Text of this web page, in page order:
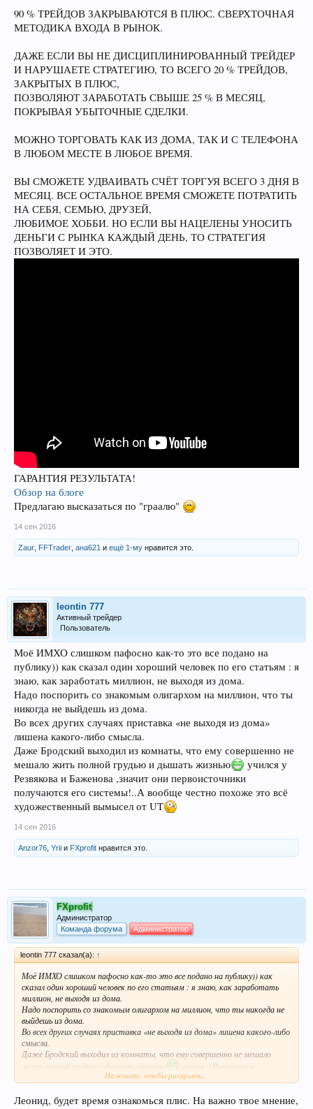
90 % ТРЕЙДОВ ЗАКРЫВАЮТСЯ В ПЛЮС. СВЕРХТОЧНАЯ
МЕТОДИКА ВХОДА В РЫНОК.
ДАЖЕ ЕСЛИ ВЫ НЕ ДИСЦИПЛИНИРОВАННЫЙ ТРЕЙДЕР
И НАРУШАЕТЕ СТРАТЕГИЮ, ТО ВСЕГО 20 % ТРЕЙДОВ,
ЗАКРЫТЫХ В ПЛЮС,
ПОЗВОЛЯЮТ ЗАРАБОТАТЬ СВЫШЕ 25 % В МЕСЯЦ,
ПОКРЫВАЯ УБЫТОЧНЫЕ СДЕЛКИ.
МОЖНО ТОРГОВАТЬ КАК ИЗ ДОМА, ТАК И С ТЕЛЕФОНА
В ЛЮБОМ МЕСТЕ В ЛЮБОЕ ВРЕМЯ.
ВЫ СМОЖЕТЕ УДВАИВАТЬ СЧЁТ ТОРГУЯ ВСЕГО 3 ДНЯ В
МЕСЯЦ. ВСЕ ОСТАЛЬНОЕ ВРЕМЯ СМОЖЕТЕ ПОТРАТИТЬ
НА СЕБЯ, СЕМЬЮ, ДРУЗЕЙ,
ЛЮБИМОЕ ХОББИ. НО ЕСЛИ ВЫ НАЦЕЛЕНЫ УНОСИТЬ
ДЕНЬГИ С РЫНКА КАЖДЫЙ ДЕНЬ, ТО СТРАТЕГИЯ
ПОЗВОЛЯЕТ И ЭТО.
ГАРАНТИЯ РЕЗУЛЬТАТА!
Обзор на блоге
Предлагаю высказаться по "граалю"
14 сен 2016
Zaur FFTrader ана621 и ещё 1-му нравится это.
leontin 777
Активный трейдер
Пользователь
Моё ИМХО слишком пафосно как-то это все подано на
публику)) как сказал один хороший человек по его статьям : я
знаю, как заработать миллион, не выходя из дома.
Надо поспорить со знакомым олигархом на миллион, что ты
никогда не выйдешь из дома.
Во всех других случаях приставка «не выходя из дома»
лишена какого-либо смысла.
Даже Бродский выходил из комнаты, что ему совершенно не
мешало жить полной грудью и дышать жизнью
учился у
Резвякова и Баженова ,значит они первоисточники
получаются его системы!..А вообще честно похоже это всё
художественный вымысел от UT
14 сен 2016
Anzor76 Yrii и FXprofit нравится это.
FXprofit
Администратор
Команда форума
Администратор
leontin 777 сказал(а): ↑
Моё ИМХО слишком пафосно как-то это все подано на публику)) как
сказал один хороший человек по его статьям : я знаю, как заработать
миллион, не выходя из дома.
Надо поспорить со знакомым олигархом на миллион, что ты никогда не
выйдешь из дома.
Во всех других случаях приставка «не выходя из дома» лишена какого-либо
смысла.
Даже Бродский выходил из комнаты, что ему совершенно не мешало
жить полной грудью и дышать жизнью
учился у Резвякова и
Баженова ,значит они первоисточники получаются его системы!..А
Нажмите, чтобы раскрыть...
Леонид, будет время ознакомься плис. На важно твое мнение,